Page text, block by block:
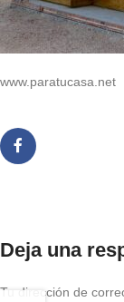
www.paratucasa.net
Deja una
Tu dirección de